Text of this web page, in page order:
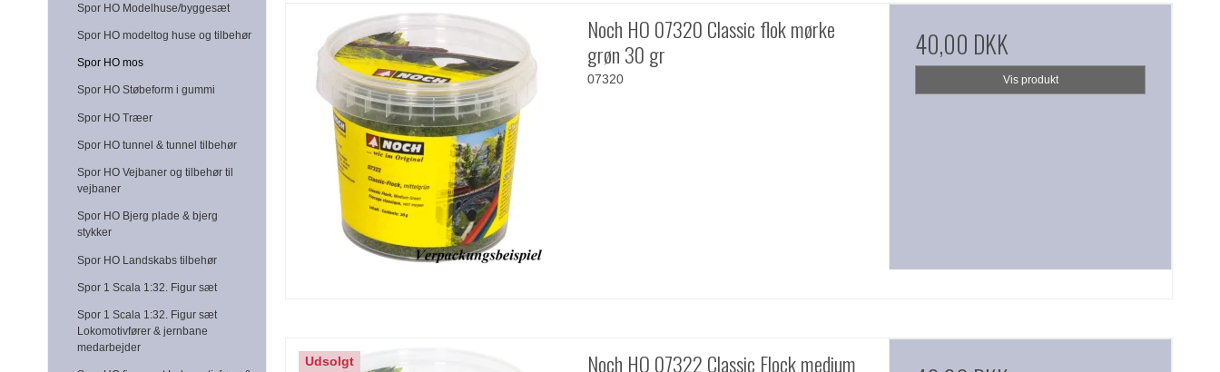
Spor HO Modelhuse/byggesæt
Spor HO modeltog huse og tilbehør
Spor HO mos
Spor HO Støbeform i gummi
Spor HO Træer
Spor HO tunnel & tunnel tilbehør
Spor HO Vejbaner og tilbehør til
vejbaner
Spor HO Bjerg plade & bjerg
stykker
Spor HO Landskabs tilbehør
Spor 1 Scala 1:32. Figur sæt
Spor 1 Scala 1:32. Figur sæt
Lokomotivfører & jernbane
medarbejder
Noch HO 07320 Classic flok mørke
grøn 30 gr
07320
40,00 DKK
Vis produkt
Udsolgt
Noch HO 07322 Classic Flock medium